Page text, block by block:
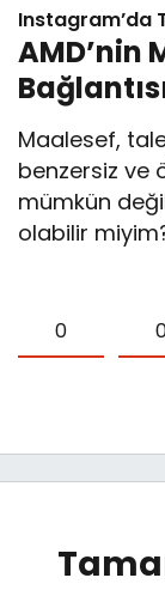
Instagram’da
AMD’nin
Maalesef,
benzersiz ve
mümkün
olabilir
0